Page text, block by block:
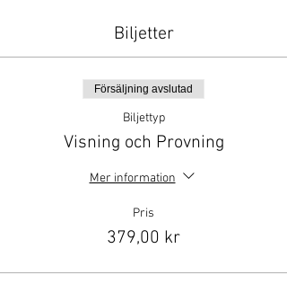
Biljetter
Försäljning avslutad
Biljettyp
Visning och Provning
Mer information
Pris
379,00 kr